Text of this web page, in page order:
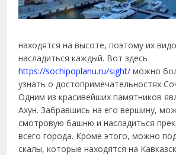
находятся на высоте, поэтому их
насладиться каждый. Вот здесь
https://sochipoplanu.ru/sight/ можно
узнать о достопримечательностях
Одним из красивейших памятников
Ахун. Забравшись на его вершину,
смотровую башню и насладиться
всего города. Кроме этого, можно
скалы, которые находятся на